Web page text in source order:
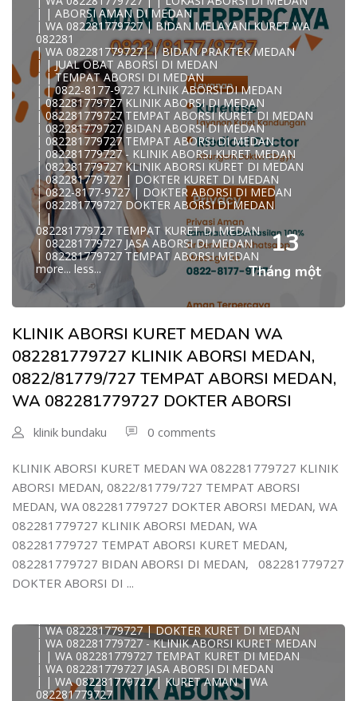
| | ABORSI AMAN DI MEDAN
| WA 082281779727 | BIDAN MELAYANI KURET WA
082281
| WA 082281779727| | BIDAN PRAKTEK MEDAN
| | JUAL OBAT ABORSI DI MEDAN
| | TEMPAT ABORSI DI MEDAN
| | 0822-8177-9727 KLINIK ABORSI DI MEDAN
| 082281779727 KLINIK ABORSI DI MEDAN
| 082281779727 TEMPAT ABORSI KURET DI MEDAN
| 082281779727 BIDAN ABORSI DI MEDAN
| 082281779727 TEMPAT ABORSI DI MEDAN
| 082281779727 - KLINIK ABORSI KURET MEDAN
| 082281779727 KLINIK ABORSI KURET DI MEDAN
| 082281779727 | DOKTER KURET DI MEDAN
| 0822-8177-9727 | DOKTER ABORSI DI MEDAN
| 082281779727 DOKTER ABORSI DI MEDAN
| |
082281779727 TEMPAT KURET DI MEDAN
| 082281779727 JASA ABORSI DI MEDAN
| 082281779727 TEMPAT ABORSI MEDAN
more... less...
13
Tháng một
KLINIK ABORSI KURET MEDAN WA
082281779727 KLINIK ABORSI MEDAN,
0822/81779/727 TEMPAT ABORSI MEDAN,
WA 082281779727 DOKTER ABORSI
klinik bundaku 0 comments
KLINIK ABORSI KURET MEDAN WA 082281779727 KLINIK
ABORSI MEDAN, 0822/81779/727 TEMPAT ABORSI
MEDAN, WA 082281779727 DOKTER ABORSI MEDAN, WA
082281779727 KLINIK ABORSI MEDAN, WA
082281779727 TEMPAT ABORSI KURET MEDAN,
082281779727 BIDAN ABORSI DI MEDAN, 082281779727
DOKTER ABORSI DI ...
0822/81779/727 TEMPAT ABORSI MEDAN
WA 082281779727 DOKTER ABORSI MEDAN
WA 082281779727 KLINIK ABORSI MEDAN
WA 082281779727 TEMPAT ABORSI KURET MEDAN
082281779727 BIDAN ABORSI DI MEDAN
082281779727 DOKTER ABORSI DI MEDAN
WA 0822*81779*727 TEMPAT ABORSI MEDAN
WA 082281779727 DOKTER KURET DI MEDAN
WA 082281779727 TEMPAT KURET DI MEDAN
WA 082281779727 JASA ABORSI DI MEDAN
| WA 082-281-779-727 KURET AMAN WA 082281779727
TE
| WA 082-281-779-727 LOKASI ABORSI DI MEDAN
082-281-779-727 ABORSI AMAN DI MEDAN
| WA 082281779727 BIDAN MELAYANI KURET WA
08228177
WA 082281779727 BIDAN PRAKTEK MEDAN
| KLINIK ABORSI MEDAN
WA 082281779727 TEMPAT ABORSI DI MEDAN
| 082281779727 KLINIK ABORSI MEDAN
| WA 0822-8177-9727 DOKTER ABORSI DI MEDAN
| WA 082*2817797*27 BIDAN ABORSI DI MEDAN
| WA 0822*81779*727 KLINIK KURET DI MEDAN
WA 082281779727 KURET AMAN | WA 082281779727
KLINI
| WA 082/281779/727 KLINIK ABORSI KURET DI MEDAN
| WA 082281779727 DOKTER KURET DI MEDAN
WA 082281779727 DOKTER ABORSI DI MEDAN
| WA 08228*1779*727 TEMPAT KURET DI MEDAN
| WA )082281779727) JASA ABORSI DI MEDAN
| WA 0822#8177#9727 TEMPAT ABORSI MEDAN
| ABORSI AMAN DI MEDAN
| WA 082281779727 TEMPAT KURET MEDAN
0822817797
| WA 082281779727BIDAN PRAKTEK MEDAN
JUAL OBAT ABORSI DI MEDAN
| TEMPAT ABORSI DI MEDAN
| HTTPS://WA.ME/6282281779727 WA 082-281-779-727 K
| WA 082281779727 KLINIK ABORSI KURET DI MEDAN
| WA 082281779727 TEMPAT ABORSI DI MEDAN
| WA 082281779727 BIDAN ABORSI DI MEDAN
| WA 082281779727 TEMPAT ABORSI MEDAN
| 0822-8177-9727 DOKTER ABORSI DI MEDAN
| WA 082281779727 TEMPAT ABORSI KURET DI MEDAN
| WA 082281779727 | DOKTER KURET DI MEDAN
| WA 082281779727 - KLINIK ABORSI KURET MEDAN
| | WA 082281779727 TEMPAT KURET DI MEDAN
| WA 082281779727 JASA ABORSI DI MEDAN
| | WA 082281779727 | KURET AMAN | WA
082281779727
KLINIK ABORSI KURET MEDAN WA 082281779727 KLINIK